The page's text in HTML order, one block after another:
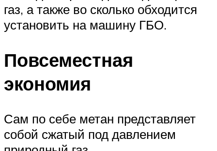
газ, а также во сколько обходится
установить на машину ГБО.
Повсеместная
экономия
Сам по себе метан представляет
собой сжатый под давлением